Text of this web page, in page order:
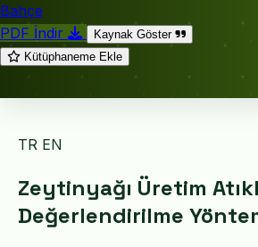
Bahçe
PDF İndir
Kaynak Göster
Kütüphaneme Ekle
TR EN
Zeytinyağı Üretim
Değerlendirilme